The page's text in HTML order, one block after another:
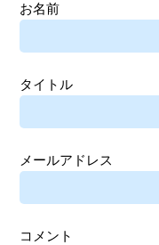
お名前
タイトル
メールアドレス
コメント